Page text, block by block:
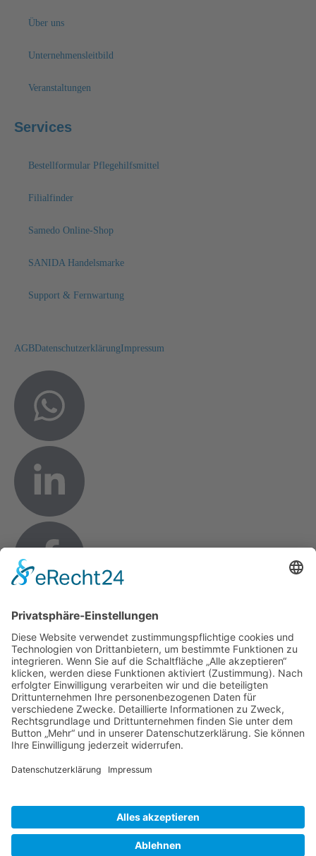
Über uns
Unternehmensleitbild
Veranstaltungen
Services
Bestellformular Pflegehilfsmittel
Filialfinder
Samedo Online-Shop
SANIDA Handelsmarke
Support & Fernwartung
AGB DatenschutzerklärungImpressum